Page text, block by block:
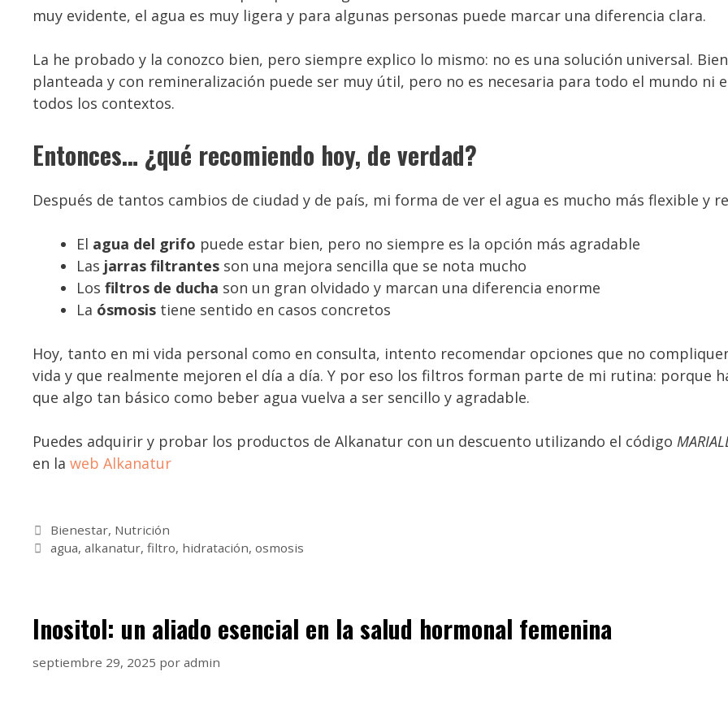
muy evidente, el agua es muy ligera y para algunas personas puede marcar una diferencia clara.
La he probado y la conozco bien, pero siempre explico lo mismo: no es una solución universal. Bien
planteada y con remineralización puede ser muy útil, pero no es necesaria para todo el mundo ni
todos los contextos.
Entonces… ¿qué recomiendo hoy, de verdad?
Después de tantos cambios de ciudad y de país, mi forma de ver el agua es mucho más flexible y
El agua del grifo puede estar bien, pero no siempre es la opción más agradable
Las jarras filtrantes son una mejora sencilla que se nota mucho
Los filtros de ducha son un gran olvidado y marcan una diferencia enorme
La ósmosis tiene sentido en casos concretos
Hoy, tanto en mi vida personal como en consulta, intento recomendar opciones que no
vida y que realmente mejoren el día a día. Y por eso los filtros forman parte de mi rutina: porque
que algo tan básico como beber agua vuelva a ser sencillo y agradable.
Puedes adquirir y probar los productos de Alkanatur con un descuento utilizando el código
en la web Alkanatur
Bienestar, Nutrición
agua,alkanatur,filtro, hidratación,osmosis
Inositol: un aliado esencial en la salud hormonal femenina
septiembre 29, 2025 por admin